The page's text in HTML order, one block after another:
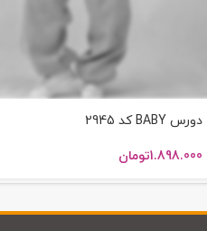
دورس BABY کد 2945
1.898.000تومان